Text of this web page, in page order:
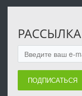
РАССЫЛКА
ПОДПИСАТЬСЯ